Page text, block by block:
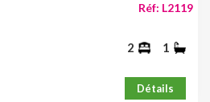
Réf: L2119
2 1
Détails